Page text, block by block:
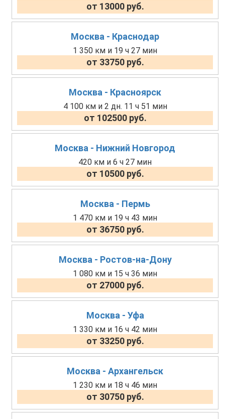
от 13000 руб.
Москва - Краснодар
1 350 км и 19 ч 27 мин
от 33750 руб.
Москва - Красноярск
4 100 км и 2 дн. 11 ч 51 мин
от 102500 руб.
Москва - Нижний Новгород
420 км и 6 ч 27 мин
от 10500 руб.
Москва - Пермь
1 470 км и 19 ч 43 мин
от 36750 руб.
Москва - Ростов-на-Дону
1 080 км и 15 ч 36 мин
от 27000 руб.
Москва - Уфа
1 330 км и 16 ч 42 мин
от 33250 руб.
Москва - Архангельск
1 230 км и 18 ч 46 мин
от 30750 руб.